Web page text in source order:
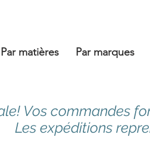
Par matières Par marques
Vos commandes
Les expéditions